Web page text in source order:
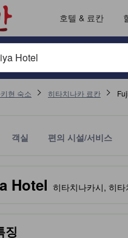
호텔 & 료칸
은 키워드나 숙소명을 입력하고 방
현 숙소 히타치나카 료칸
객실 편의 시설/서비스
Hotel
는 기대할 수 있는 편안함, 편
히타치나카시, 히
징